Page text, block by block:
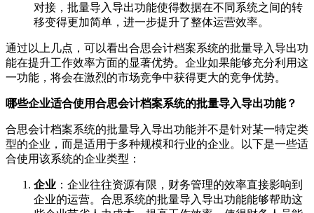
对接，批量导入导出功能使得数据在不同系统之间的转
移变得更加简单，进一步提升了整体运营效率。
通过以上几点，可以看出合思会计档案系统的批量导入导出功
能在提升工作效率方面的显著优势。企业如果能够充分利用这
一功能，将会在激烈的市场竞争中获得更大的竞争优势。
哪些企业适合使用合思会计档案系统的批量导入导出功能？
合思会计档案系统的批量导入导出功能并不是针对某一特定类
型的企业，而是适用于多种规模和行业的企业。以下是一些适
合使用该系统的企业类型：
企业 ：企业往往资源有限，财务管理的效率直接影响到
企业的运营。合思系统的批量导入导出功能能够帮助这